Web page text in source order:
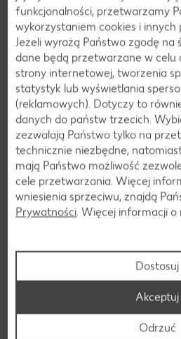
3-4 minuty, aż papryka
cukinię oraz pomidory.
krótko razem zagotować.
4
Indyka osączyć z wywaru,
do potrawki. Doprawić do
cytrynowym oraz sosem
posiekanym koperkiem i
Jesteśmy w mediach
funkcjonalności, przetwarzamy
wykorzystaniem cookies i innych
Jeżeli wyrażą Państwo zgodę na
dane będą przetwarzane w celu
strony internetowej, tworzenia
statystyk lub wyświetlania
(reklamowych). Dotyczy to
danych do państw trzecich.
zezwalają Państwo tylko na
technicznie niezbędne,
mają Państwo możliwość
cele przetwarzania. Więcej
wniesienia sprzeciwu, znajdą
Prywatności. Więcej informacji o
Dostosuj
Odrzuć
Akceptuj